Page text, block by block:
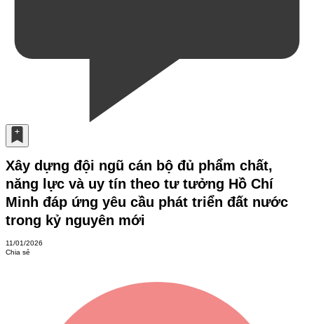
Xây dựng đội ngũ cán bộ đủ phẩm chất,
năng lực và uy tín theo tư tưởng Hồ Chí
Minh đáp ứng yêu cầu phát triển đất nước
trong kỷ nguyên mới
11/01/2026
Chia sẻ